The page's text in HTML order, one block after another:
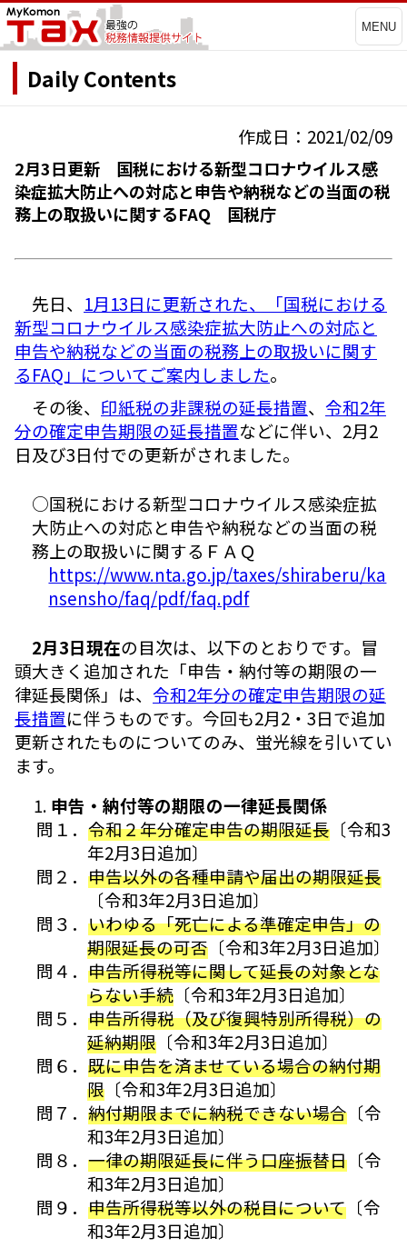
MENU
Daily Contents
作成日：2021/02/09
2月3日更新 国税における新型コロナウイルス感
染症拡大防止への対応と申告や納税などの当面の税
務上の取扱いに関するFAQ 国税庁
先日、 1月13日に更新された、「国税における
新型コロナウイルス感染症拡大防止への対応と
申告や納税などの当面の税務上の取扱いに関す
るFAQ」についてご案内しました。
その後、 印紙税の非課税の延長措置、 令和2年
分の確定申告期限の延長措置などに伴い、2月2
日及び3日付での更新がされました。
○国税における新型コロナウイルス感染症拡
大防止への対応と申告や納税などの当面の税
務上の取扱いに関するＦＡＱ
https://www.nta.go.jp/taxes/shiraberu/ka
nsensho/faq/pdf/faq.pdf
2月3日現在の目次は、以下のとおりです。冒
頭大きく追加された「申告・納付等の期限の一
律延長関係」は、 令和2年分の確定申告期限の延
長措置に伴うものです。今回も2月2・3日で追加
更新されたものについてのみ、蛍光線を引いてい
ます。
申告・納付等の期限の一律延長関係
問１． 令和２年分確定申告の期限延長〔令和3
年2月3日追加〕
問２． 申告以外の各種申請や届出の期限延長
〔令和3年2月3日追加〕
問３． いわゆる「死亡による準確定申告」の
期限延長の可否 〔令和3年2月3日追加〕
問４． 申告所得税等に関して延長の対象とな
らない手続 〔令和3年2月3日追加〕
問５． 申告所得税（及び復興特別所得税）の
延納期限 〔令和3年2月3日追加〕
問６． 既に申告を済ませている場合の納付期
限 〔令和3年2月3日追加〕
問７． 納付期限までに納税できない場合〔令
和3年2月3日追加〕
問８． 一律の期限延長に伴う口座振替日〔令
和3年2月3日追加〕
問９． 申告所得税等以外の税目について〔令
和3年2月3日追加〕